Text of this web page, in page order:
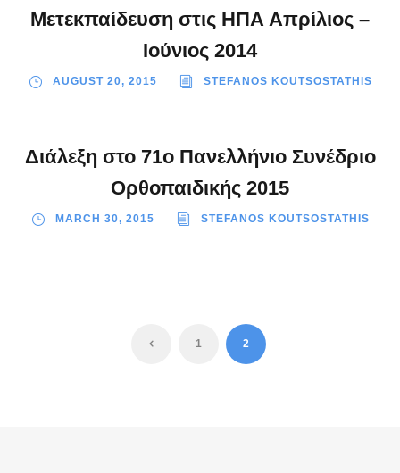
Μετεκπαίδευση στις ΗΠΑ Απρίλιος –
Ιούνιος 2014
AUGUST 20, 2015 STEFANOS KOUTSOSTATHIS
Διάλεξη στο 71ο Πανελλήνιο Συνέδριο
Ορθοπαιδικής 2015
MARCH 30, 2015 STEFANOS KOUTSOSTATHIS
1 2